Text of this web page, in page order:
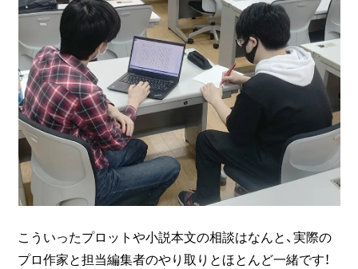
こういったプロットや小説本文の相談はなんと、実際の
プロ作家と担当編集者のやり取りとほとんど一緒です！